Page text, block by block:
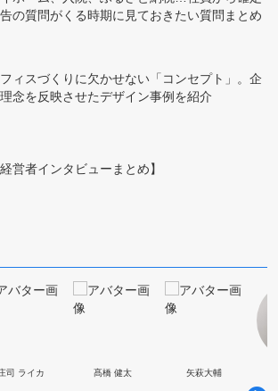
の質問がくる時期に見ておきたい質問まとめ
ィスづくりに欠かせない「コンセプト」。企
念を反映させたデザイン事例を紹介
経営者インタビューまとめ】
司 ライカ 髙橋 健太 矢萩大輔